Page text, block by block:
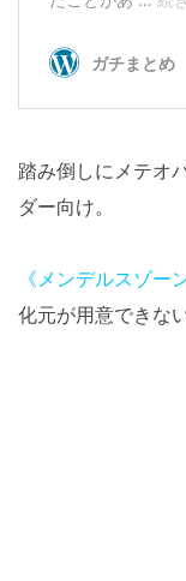
踏み倒しにメテオ
ダー向け。
《メンデルスゾー
化元が用意できな